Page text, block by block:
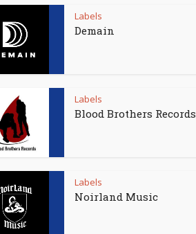
Labels
Demain
Labels
Blood Brothers Records
Labels
Noirland Music